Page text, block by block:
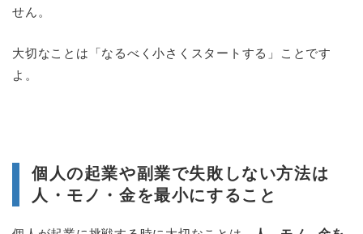
せん。
大切なことは「なるべく小さくスタートする」ことです
よ。
個人の起業や副業で失敗しない方法は
人・モノ・金を最小にすること